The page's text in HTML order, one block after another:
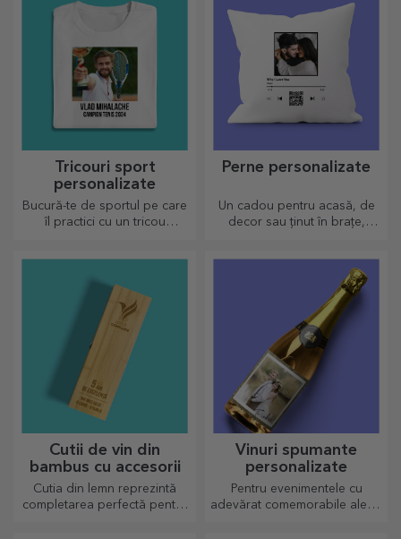
Tricouri sport
personalizate
Bucură-te de sportul pe care
îl practici cu un tricou
Perne personalizate
Un cadou pentru acasă, de
decor sau ținut în brațe,
Cutii de vin din
bambus cu accesorii
Cutia din lemn reprezintă
completarea perfectă pentru
Vinuri spumante
personalizate
Pentru evenimentele cu
adevărat comemorabile alege